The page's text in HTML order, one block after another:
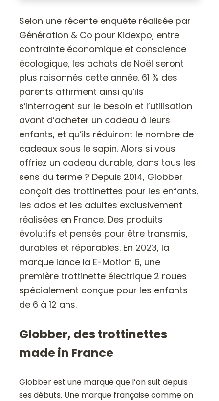
Selon une récente enquête réalisée par
Génération & Co pour Kidexpo, entre
contrainte économique et conscience
écologique, les achats de Noël seront
plus raisonnés cette année. 61 % des
parents affirment ainsi qu’ils
s’interrogent sur le besoin et l’utilisation
avant d’acheter un cadeau à leurs
enfants, et qu’ils réduiront le nombre de
cadeaux sous le sapin. Alors si vous
offriez un cadeau durable, dans tous les
sens du terme ? Depuis 2014, Globber
conçoit des trottinettes pour les enfants,
les ados et les adultes exclusivement
réalisées en France. Des produits
évolutifs et pensés pour être transmis,
durables et réparables. En 2023, la
marque lance la E-Motion 6, une
première trottinette électrique 2 roues
spécialement conçue pour les enfants
de 6 à 12 ans.
Globber, des trottinettes
made in France
Globber est une marque que l’on suit depuis
ses débuts. Une marque française comme on